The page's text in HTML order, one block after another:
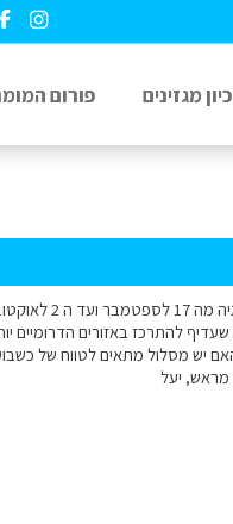
מגזינים פורום
שלום רב,
שעדיף להתרכז באזורים
יש מסלול מתאים לטווח של
מראש, יעל